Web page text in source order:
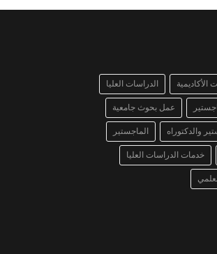
الدراسات العليا
عمل بحوث جامعية
والدكتوراه الماجستير
خدمات الدراسات العليا